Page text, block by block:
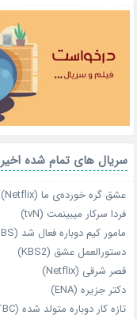
سریال های تمام شده اخیر
عشق گره خورده‌ی ما (Netflix)
فردا سرکار میبینمت (tvN)
مامور کیم دوباره فعال شد (SBS)
دستورالعمل عشق (KBS2)
قصر شرقی (Netflix)
دکتر جزیره (ENA)
تازه‌ کار دوباره‌ متولد شده (jTBC)